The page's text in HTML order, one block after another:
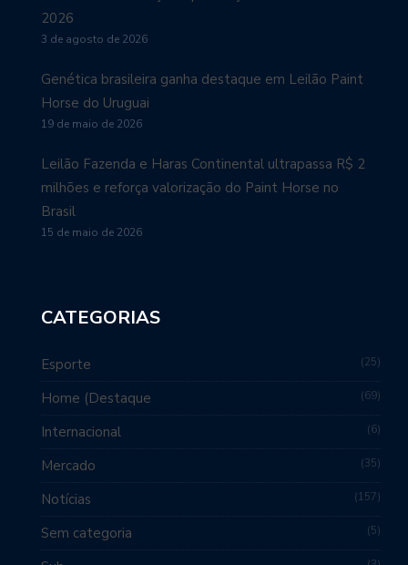
2026
3 de agosto de 2026
Genética brasileira ganha destaque em Leilão Paint
Horse do Uruguai
19 de maio de 2026
Leilão Fazenda e Haras Continental ultrapassa R$ 2
milhões e reforça valorização do Paint Horse no
Brasil
15 de maio de 2026
CATEGORIAS
Esporte 25
Home (Destaque 69
Internacional 6
Mercado 35
Notícias 157
Sem categoria 5